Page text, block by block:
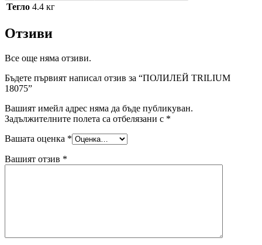
Тегло 4.4 кг
Отзиви
Все още няма отзиви.
Бъдете първият написал отзив за “ПОЛИЛЕЙ TRILIUM
18075”
Вашият имейл адрес няма да бъде публикуван.
Задължителните полета са отбелязани с *
Вашата оценка *
Вашият отзив *